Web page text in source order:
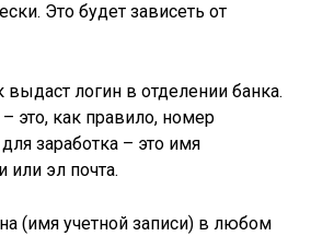
Это будет зависеть от
логин в отделении банка.
это, как правило, номер
заработка – это имя
или эл почта.
(имя учетной записи) в любом